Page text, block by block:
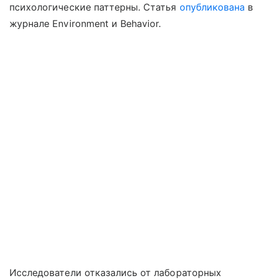
психологические паттерны. Статья опубликована в
журнале Environment и Behavior.
Исследователи отказались от лабораторных